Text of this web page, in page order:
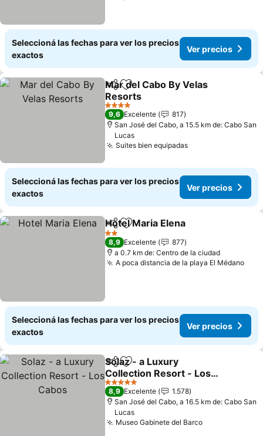
Seleccioná las fechas para ver los precios
exactos
Ver precios
CompartirAñadir a favoritos
Mar del Cabo By Velas
Resorts
Ver precios
4 Estrellas
9,6 Excelente
817
San José del Cabo, a 15.5 km de: Cabo San
Lucas
Suites bien equipadasVer precios
Seleccioná las fechas para ver los precios
exactos
Ver precios
CompartirAñadir a favoritos
Hotel Maria Elena
2 Estrellas
8,9 Excelente
877
a 0.7 km de: Centro de la ciudad
A poca distancia de la playa El MédanoVer
Seleccioná las fechas para ver los precios
exactos
Ver precios
CompartirAñadir a favoritos
Solaz - a Luxury
Collection Resort - Los
Cabos
Ver precios
5 Estrellas
8,9 Excelente
1.578
San José del Cabo, a 16.5 km de: Cabo San
Lucas
Museo Gabinete del BarcoVer precios